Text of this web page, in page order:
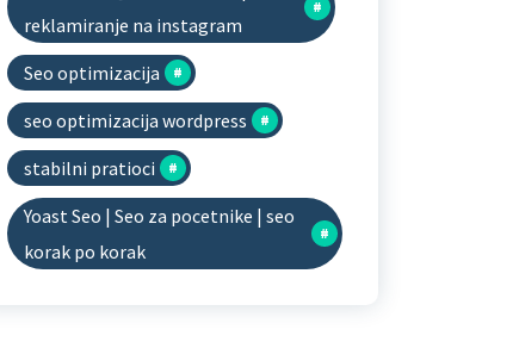
reklamiranje na instagram
Seo optimizacija
seo optimizacija wordpress
stabilni pratioci
Yoast Seo | Seo za pocetnike | seo
korak po korak